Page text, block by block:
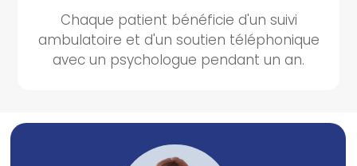
Chaque patient bénéficie d'un suivi
ambulatoire et d'un soutien téléphonique
avec un psychologue pendant un an.